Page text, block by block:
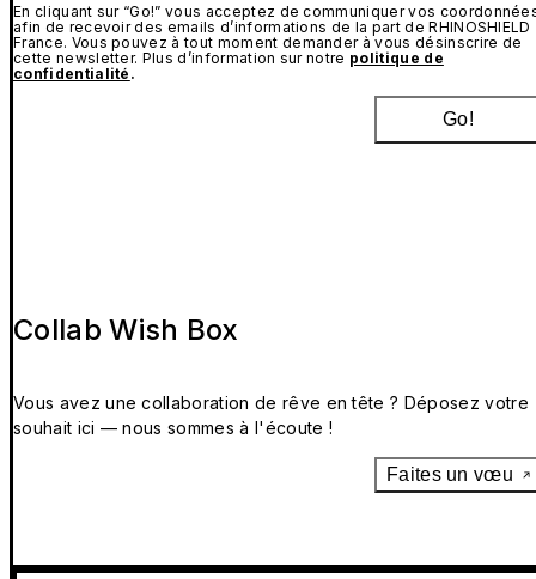
En cliquant sur “Go!” vous acceptez de communiquer vos
afin de recevoir des emails d’informations de la part de RHINOSHIELD
France. Vous pouvez à tout moment demander à vous désinscrire de
cette newsletter. Plus d’information sur notre politique de
confidentialité .
Go!
Collab Wish Box
Vous avez une collaboration de rêve en tête ? Déposez votre
souhait ici — nous sommes à l'écoute !
Faites un vœu